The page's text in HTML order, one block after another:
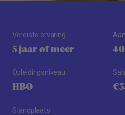
Vereiste ervaring
5 jaar of meer
Opleidingsniveau
HBO
Standplaats